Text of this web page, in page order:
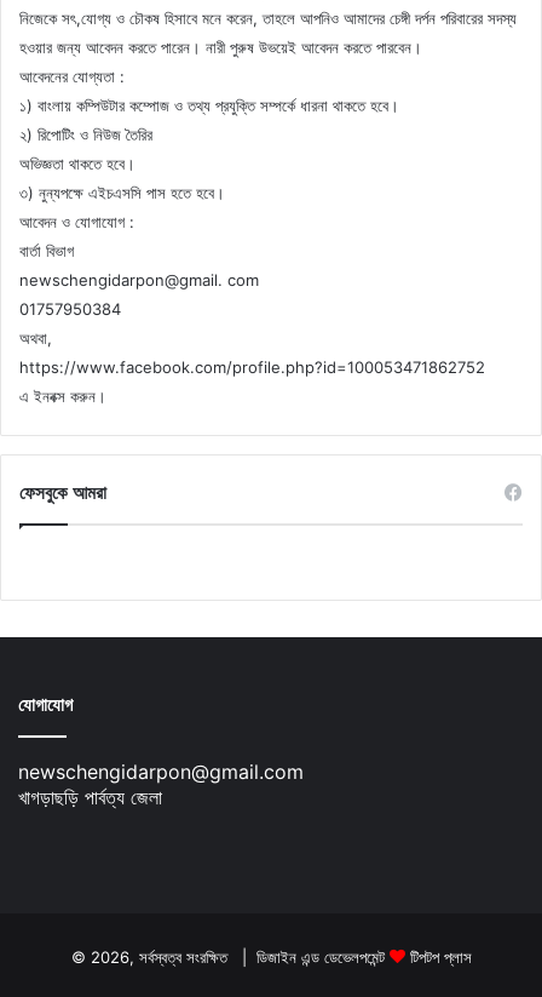
নিজেকে সৎ,যোগ্য ও চৌকষ হিসাবে মনে করেন, তাহলে আপনিও আমাদের চেঙ্গী দর্পন পরিবারের সদস্য
হওয়ার জন্য আবেদন করতে পারেন। নারী পুরুষ উভয়েই আবেদন করতে পারবেন।
আবেদনের যোগ্যতা :
১) বাংলায় কম্পিউটার কম্পোজ ও তথ্য প্রযুক্তি সম্পর্কে ধারনা থাকতে হবে।
২) রিপোটিং ও নিউজ তৈরির
অভিজ্ঞতা থাকতে হবে।
৩) নুন্যপক্ষে এইচএসসি পাস হতে হবে।
আবেদন ও যোগাযোগ :
বার্তা বিভাগ
newschengidarpon@gmail. com
01757950384
অথবা,
https://www.facebook.com/profile.php?id=100053471862752
এ ইনবক্স করুন।
ফেসবুকে আমরা
যোগাযোগ
newschengidarpon@gmail.com
খাগড়াছড়ি পার্বত্য জেলা
© 2026, সর্বস্বত্ব সংরক্ষিত | ডিজাইন এন্ড ডেভেলপমেন্ট টিপটপ প্লাস